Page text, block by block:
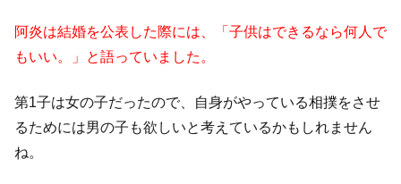
阿炎は結婚を公表した際には、「子供はできるなら何人で
もいい。」と語っていました。
第1子は女の子だったので、自身がやっている相撲をさせ
るためには男の子も欲しいと考えているかもしれません
ね。